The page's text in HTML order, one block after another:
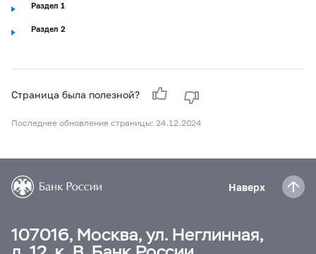
Раздел 1
Раздел 2
Страница была полезной?
Последнее обновление страницы: 24.12.2024
Наверх
107016, Москва, ул. Неглинная,